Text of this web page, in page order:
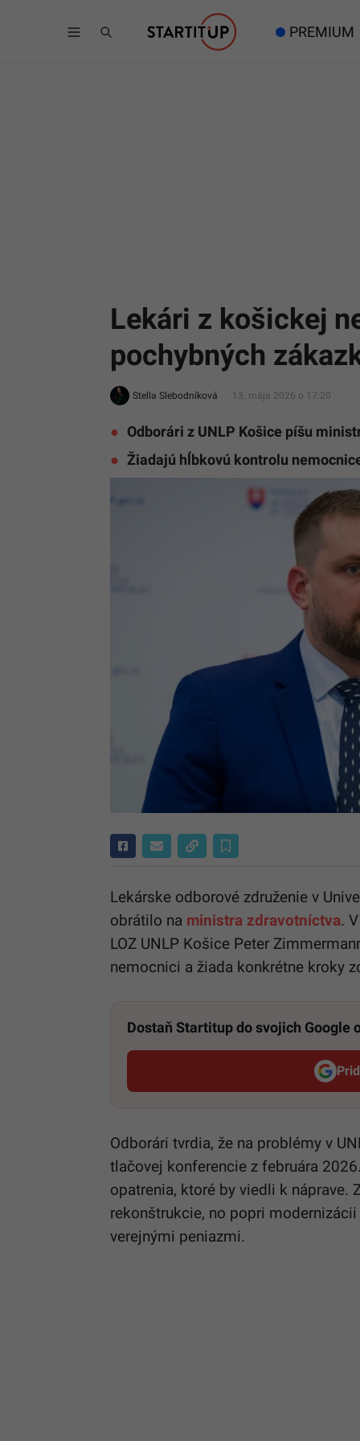
PREMIUM
Lekári z košickej
pochybných
Stella Slebodníková 13. mája 2026 o 17:20
Odborári z UNLP Košice píšu
Žiadajú hĺbkovú kontrolu
Lekárske odborové združenie v
obrátilo na ministra zdravotníctva.
LOZ UNLP Košice Peter
nemocnici a žiada konkrétne kroky
Dostaň Startitup do svojich Google
Odborári tvrdia, že na problémy v
tlačovej konferencie z februára
opatrenia, ktoré by viedli k náprave.
rekonštrukcie, no popri
verejnými peniazmi.